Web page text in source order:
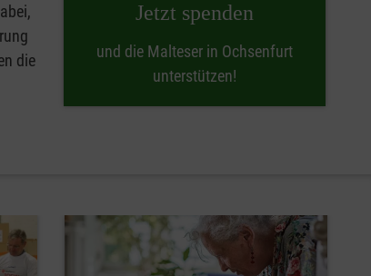
die
Jetzt spenden
und die Malteser in Ochsenfurt
unterstützen!